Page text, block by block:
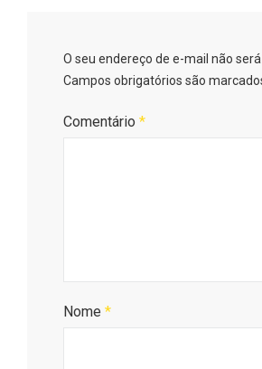
O seu endereço de e-mail não
Campos obrigatórios são
Comentário *
Nome *